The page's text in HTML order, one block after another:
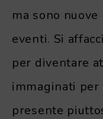
ma sono
eventi. Si
per diventare
immaginati
presente